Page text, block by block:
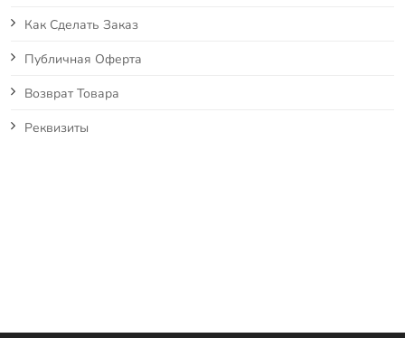
Как Сделать Заказ
Публичная Оферта
Возврат Товара
Реквизиты